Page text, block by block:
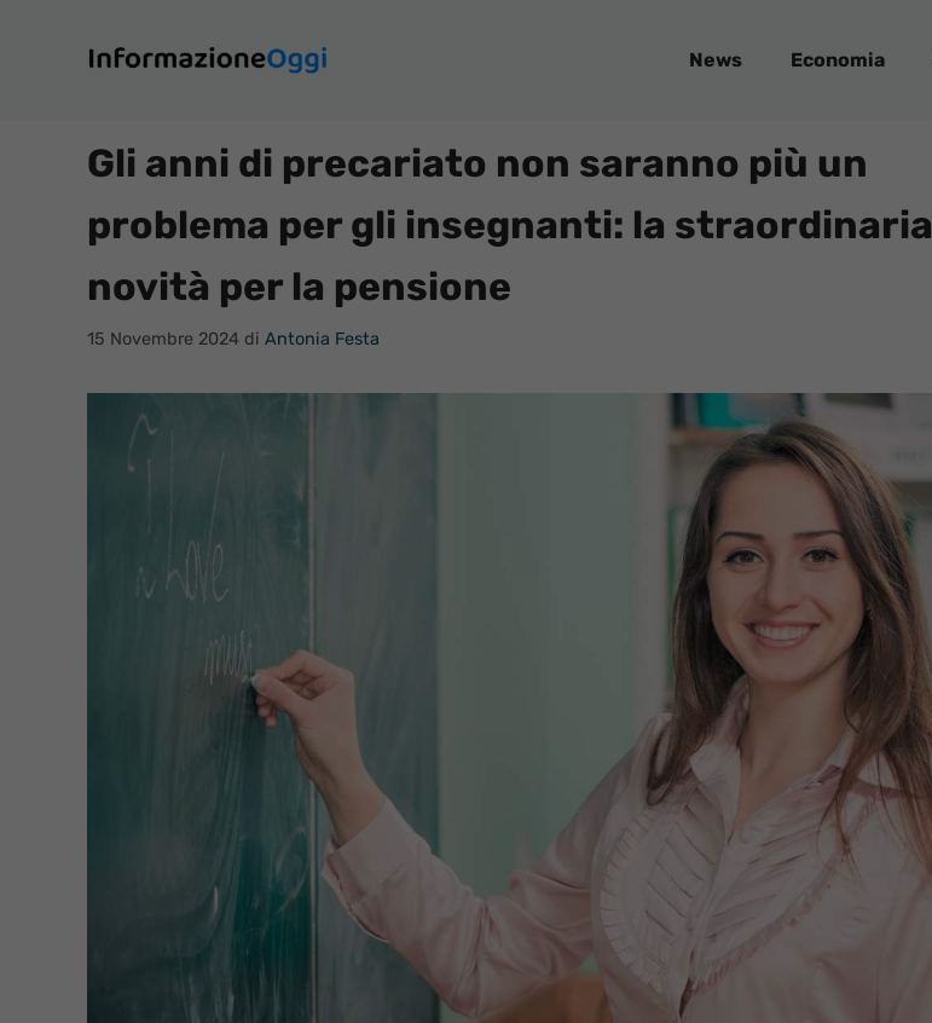
contenuto
News Economia
Gli anni di precariato non saranno più un
problema per gli insegnanti: la straordinaria
novità per la pensione
15 Novembre 2024 di Antonia Festa